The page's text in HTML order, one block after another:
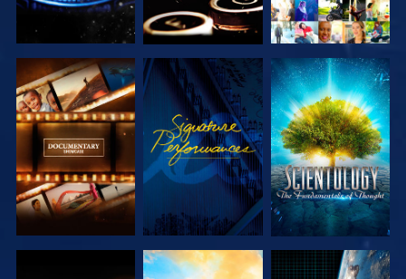
UTFORSK
SERIEN
SE
UTFORSK
SERIEN